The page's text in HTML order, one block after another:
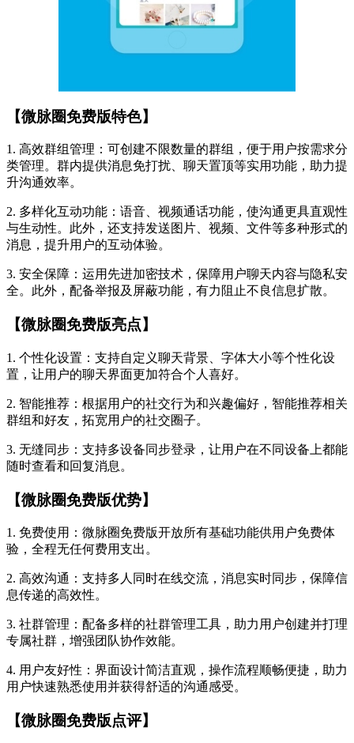
【微脉圈免费版特色】
1. 高效群组管理：可创建不限数量的群组，便于用户按需求分
类管理。群内提供消息免打扰、聊天置顶等实用功能，助力提
升沟通效率。
2. 多样化互动功能：语音、视频通话功能，使沟通更具直观性
与生动性。此外，还支持发送图片、视频、文件等多种形式的
消息，提升用户的互动体验。
3. 安全保障：运用先进加密技术，保障用户聊天内容与隐私安
全。此外，配备举报及屏蔽功能，有力阻止不良信息扩散。
【微脉圈免费版亮点】
1. 个性化设置：支持自定义聊天背景、字体大小等个性化设
置，让用户的聊天界面更加符合个人喜好。
2. 智能推荐：根据用户的社交行为和兴趣偏好，智能推荐相关
群组和好友，拓宽用户的社交圈子。
3. 无缝同步：支持多设备同步登录，让用户在不同设备上都能
随时查看和回复消息。
【微脉圈免费版优势】
1. 免费使用：微脉圈免费版开放所有基础功能供用户免费体
验，全程无任何费用支出。
2. 高效沟通：支持多人同时在线交流，消息实时同步，保障信
息传递的高效性。
3. 社群管理：配备多样的社群管理工具，助力用户创建并打理
专属社群，增强团队协作效能。
4. 用户友好性：界面设计简洁直观，操作流程顺畅便捷，助力
用户快速熟悉使用并获得舒适的沟通感受。
【微脉圈免费版点评】